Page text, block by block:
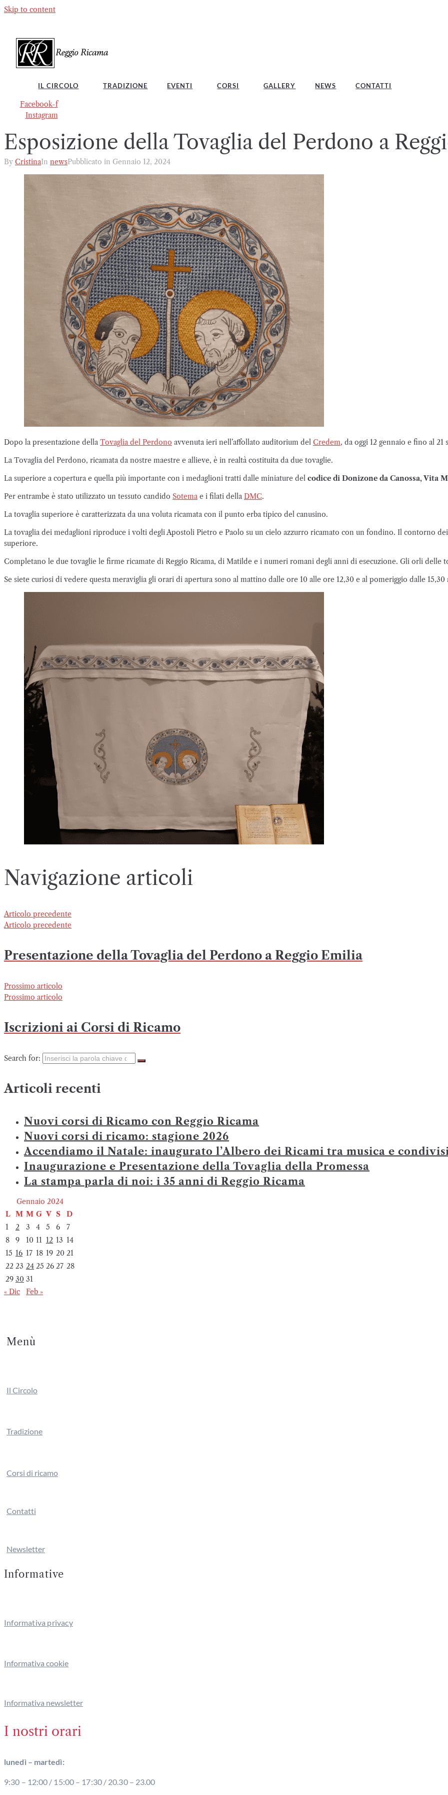
Skip to content
IL CIRCOLO TRADIZIONE EVENTI CORSI GALLERY NEWS CONTATTI
Facebook-f
Instagram
Esposizione della Tovaglia del Perdono a
By CristinaIn newsPubblicato in Gennaio 12, 2024
Dopo la presentazione della Tovaglia del Perdono avvenuta ieri nell’affollato auditorium del Credem, da oggi 12 gennaio e fino al
La Tovaglia del Perdono, ricamata da nostre maestre e allieve, è in realtà costituita da due tovaglie.
La superiore a copertura e quella più importante con i medaglioni tratti dalle miniature del codice di Donizone da Canossa, Vita
Per entrambe è stato utilizzato un tessuto candido Sotema e i filati della DMC.
La tovaglia superiore è caratterizzata da una voluta ricamata con il punto erba tipico del canusino.
La tovaglia dei medaglioni riproduce i volti degli Apostoli Pietro e Paolo su un cielo azzurro ricamato con un fondino. Il contorno
superiore.
Completano le due tovaglie le firme ricamate di Reggio Ricama, di Matilde e i numeri romani degli anni di esecuzione. Gli orli delle
Se siete curiosi di vedere questa meraviglia gli orari di apertura sono al mattino dalle ore 10 alle ore 12,30 e al pomeriggio dalle 15,30
Navigazione articoli
Articolo precedente
Articolo precedente
Presentazione della Tovaglia del Perdono a Reggio Emilia
Prossimo articolo
Prossimo articolo
Iscrizioni ai Corsi di Ricamo
Search for:
Articoli recenti
Nuovi corsi di Ricamo con Reggio Ricama
Nuovi corsi di ricamo: stagione 2026
Accendiamo il Natale: inaugurato l’Albero dei Ricami tra musica e
Inaugurazione e Presentazione della Tovaglia della Promessa
La stampa parla di noi: i 35 anni di Reggio Ricama
Gennaio 2024
L M M G V S
D
1
2 3 4 5 6
7
8
9 10 11 12 13 14
15 16 17 18 19 20 21
22 23 24 25 26 27 28
29 30 31
« Dic
Feb »
Menù
Il Circolo
Tradizione
Corsi di ricamo
Contatti
Newsletter
Informative
Informativa privacy
Informativa cookie
Informativa newsletter
I nostri orari
lunedì – martedì:
9:30 – 12:00 / 15:00 – 17:30 / 20.30 – 23.00